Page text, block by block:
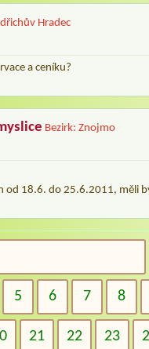
Hradec
a ceníku?
Bezirk: Znojmo
od 18.6. do 25.6.2011, měli
5 6 7 8
21 22 23